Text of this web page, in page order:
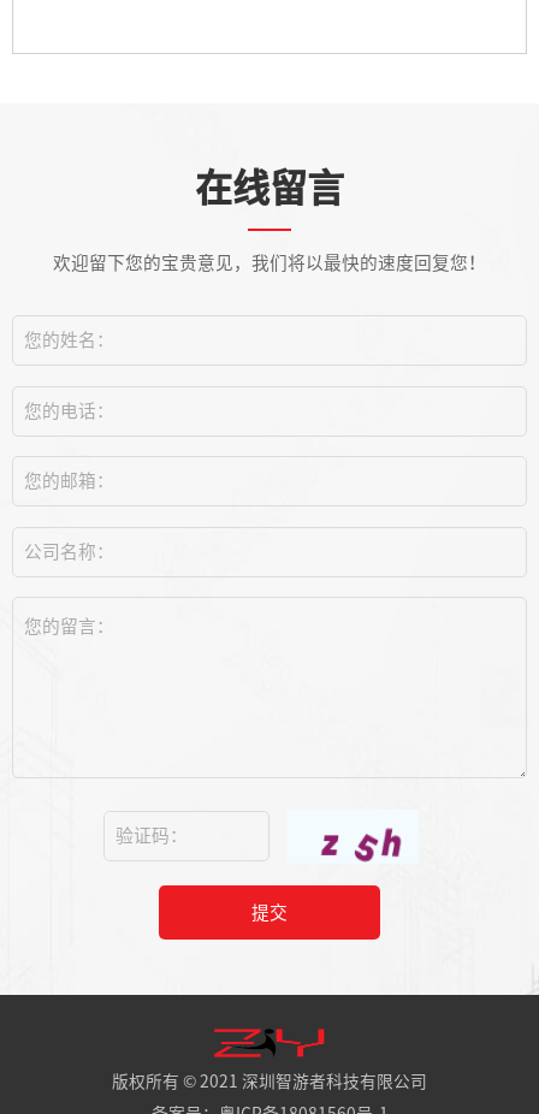
在线留言
欢迎留下您的宝贵意见，我们将以最快的速度回复您！
提交
版权所有 © 2021 深圳智游者科技有限公司